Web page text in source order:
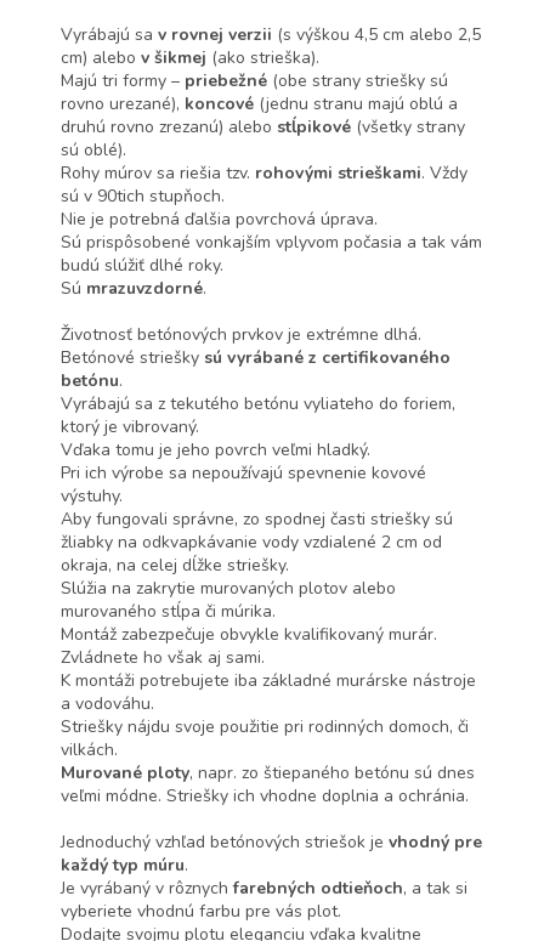
Vyrábajú sa v rovnej verzii (s výškou 4,5 cm alebo 2,5
cm) alebo v šikmej (ako strieška).
Majú tri formy – priebežné (obe strany striešky sú
rovno urezané), koncové (jednu stranu majú oblú a
druhú rovno zrezanú) alebo stĺpikové (všetky strany
sú oblé).
Rohy múrov sa riešia tzv. rohovými strieškami. Vždy
sú v 90tich stupňoch.
Nie je potrebná ďalšia povrchová úprava.
Sú prispôsobené vonkajším vplyvom počasia a tak vám
budú slúžiť dlhé roky.
Sú mrazuvzdorné.
Životnosť betónových prvkov je extrémne dlhá.
Betónové striešky sú vyrábané z certifikovaného
betónu.
Vyrábajú sa z tekutého betónu vyliateho do foriem,
ktorý je vibrovaný.
Vďaka tomu je jeho povrch veľmi hladký.
Pri ich výrobe sa nepoužívajú spevnenie kovové
výstuhy.
Aby fungovali správne, zo spodnej časti striešky sú
žliabky na odkvapkávanie vody vzdialené 2 cm od
okraja, na celej dĺžke striešky.
Slúžia na zakrytie murovaných plotov alebo
murovaného stĺpa či múrika.
Montáž zabezpečuje obvykle kvalifikovaný murár.
Zvládnete ho však aj sami.
K montáži potrebujete iba základné murárske nástroje
a vodováhu.
Striešky nájdu svoje použitie pri rodinných domoch, či
vilkách.
Murované ploty, napr. zo štiepaného betónu sú dnes
veľmi módne. Striešky ich vhodne doplnia a ochránia.
Jednoduchý vzhľad betónových striešok je vhodný pre
každý typ múru.
Je vyrábaný v rôznychfarebných odtieňoch, a tak si
vyberiete vhodnú farbu pre vás plot.
Dodajte svojmu plotu eleganciu vďaka kvalitne